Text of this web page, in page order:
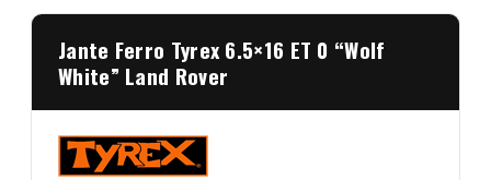
Jante Ferro Tyrex 6.5×16 ET 0 “Wolf
White” Land Rover